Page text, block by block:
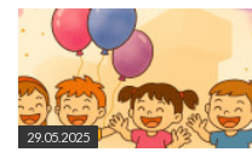
29.05.2025